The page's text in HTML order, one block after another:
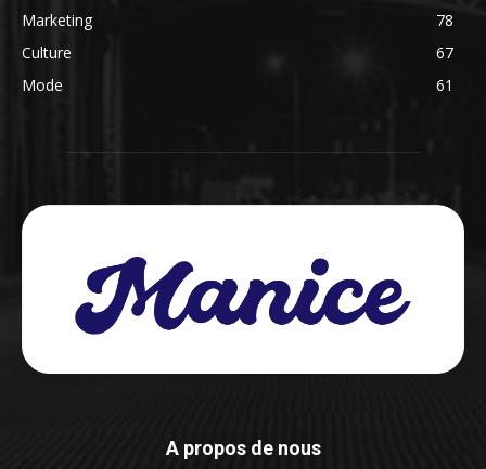
Marketing
78
Culture
67
Mode
61
A propos de nous